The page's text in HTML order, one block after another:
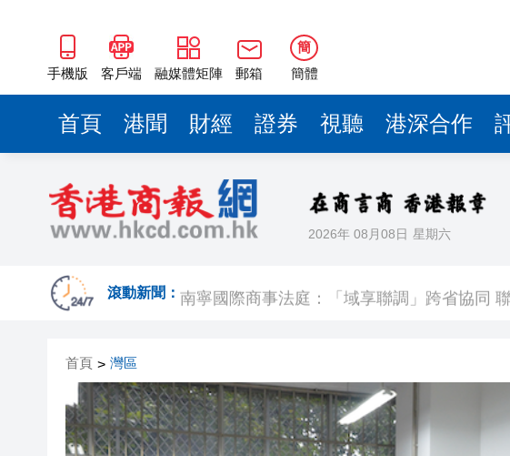
手機版 客戶端 融媒體矩陣 郵箱
簡
簡體
首頁 港聞 財經 證券 視聽 港深合作
2026年 08月08日 星期六
滾動新聞：
穗滬戲曲院團合作共建 越劇《紅樓夢》《梁山伯與祝英台》將登陸廣州藝術季 上演跨越千
里文化盛宴
全國暑期文化和旅遊消費季啟動：將發放超
兩部門緊急預撥5000萬元支持湖北、甘肅做
外貿銷售額十年連增 皖歙縣反光膜產品暢銷全
華南理工大學成果獲國家自然科學獎
南寧國際商事法庭：「域享聯調」跨省協同
兩部門緊急預撥5000萬元支持湖北、甘肅做
廣西橫州：緊急擴充蛇毒血清庫存 專門開通
首頁 > 灣區